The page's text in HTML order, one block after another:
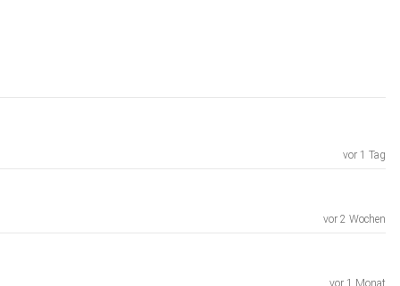
vor 1 Tag
vor 2 Wochen
vor 1 Monat